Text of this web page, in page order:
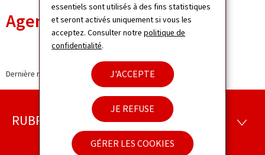
essentiels sont utilisés à des fins statistiques
et seront activés uniquement si vous les
acceptez. Consulter notrepolitique de
confidentialité.
J'ACCEPTE
JE REFUSE
GÉRER LES COOKIES
Agenda
Dernière modification le 21.02.2018
Pied
RUBRIQUES